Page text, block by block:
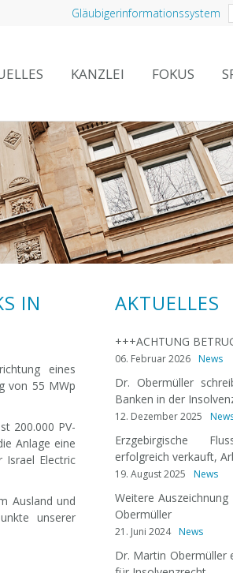
Gläubigerinformationssystem
KANZLEI FOKUS
IN I
eines
von 55 MWp
200.000 PV-
Anlage eine
Israel Electric
Ausland und
unserer
AKTUELLES
+++ACHTUNG
06. Februar 2026 News
Dr. Obermüller
Banken in der
12. Dezember 2025
Erzgebirgische
erfolgreich verkauft,
19. August 2025 News
Weitere
Obermüller
21. Juni 2024 News
Dr. Martin Obermüller